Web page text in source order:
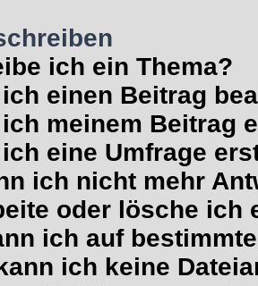
ich ein Thema?
einen Beitrag
meinem Beitrag
eine Umfrage
ich nicht mehr
oder lösche ich
ich auf
ich keine